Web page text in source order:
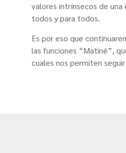
valores intrínsecos de
todos y para todos.
Es por eso que
las funciones “Matiné”,
cuales nos permiten